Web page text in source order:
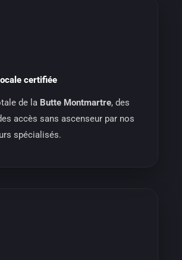
certifiée
de la Butte Montmartre, des
accès sans ascenseur par nos
spécialisés.